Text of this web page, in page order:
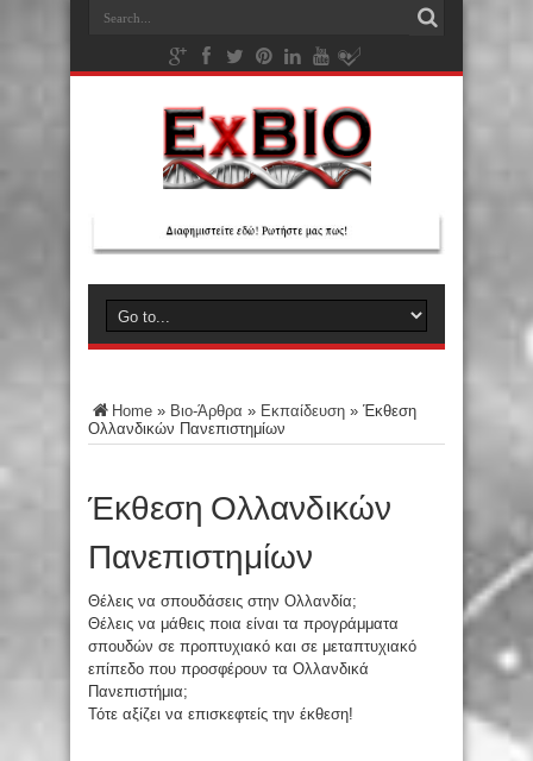
Home » Βιο-Άρθρα » Εκπαίδευση » Έκθεση
Ολλανδικών Πανεπιστημίων
Έκθεση Ολλανδικών
Πανεπιστημίων
Θέλεις να σπουδάσεις στην Ολλανδία;
Θέλεις να μάθεις ποια είναι τα προγράμματα
σπουδών σε προπτυχιακό και σε μεταπτυχιακό
επίπεδο που προσφέρουν τα Ολλανδικά
Πανεπιστήμια;
Τότε αξίζει να επισκεφτείς την έκθεση!